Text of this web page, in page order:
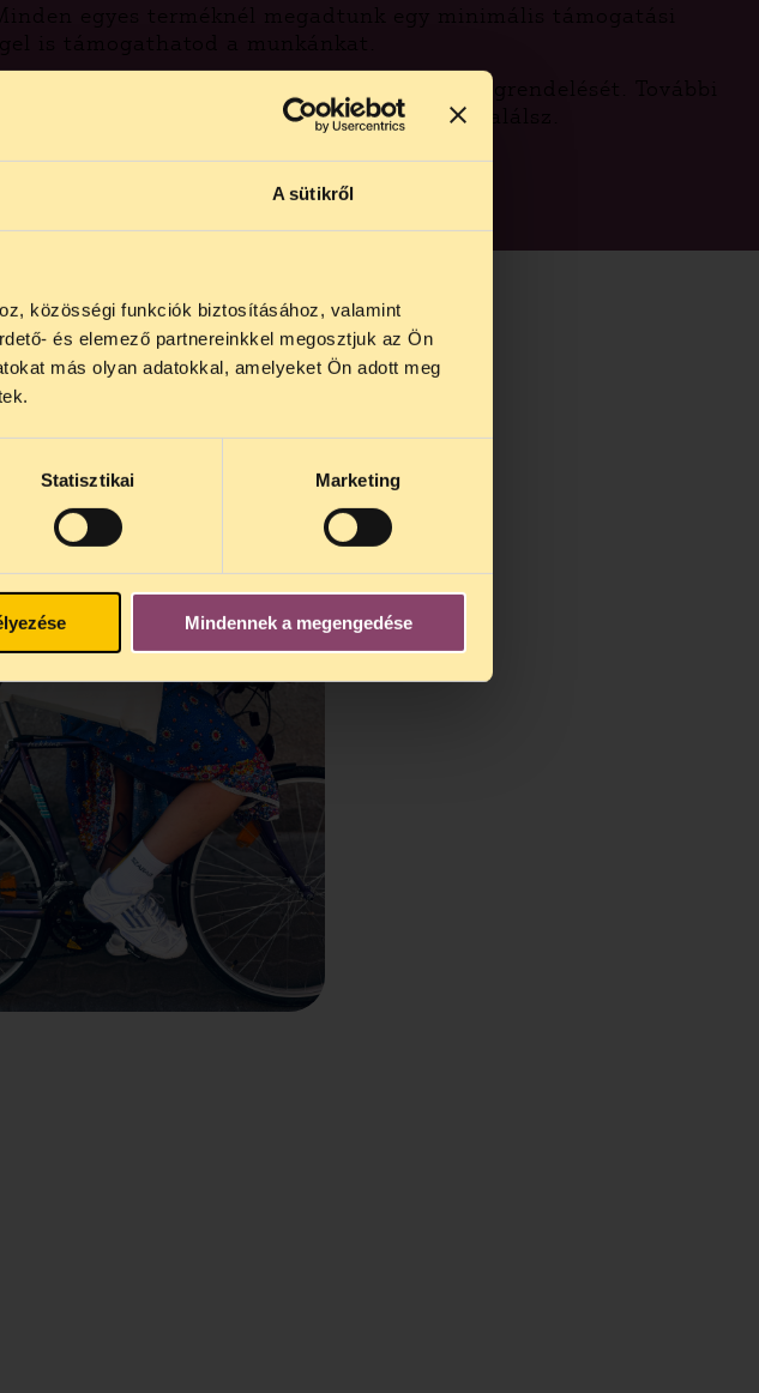
A sütikről
közösségi funkciók biztosításához, valamint
és elemező partnereinkkel megosztjuk az Ön
más olyan adatokkal, amelyeket Ön adott meg
Statisztikai Marketing
Mindennek a megengedése
cseréről a gyakran ismételt kérdéseknél találsz.
jogsegélyünk július 27 és
jogsegély
augusztus 25-én